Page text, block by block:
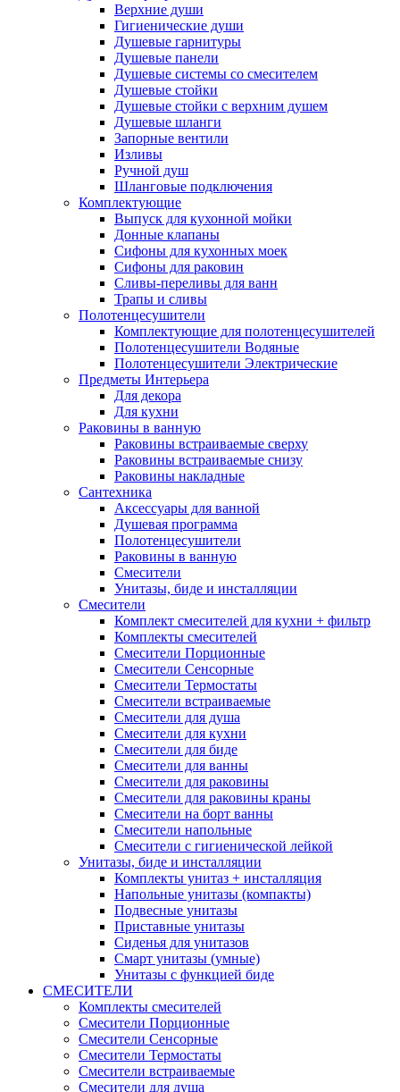
Верхние души
Гигиенические души
Душевые гарнитуры
Душевые панели
Душевые системы со смесителем
Душевые стойки
Душевые стойки с верхним душем
Душевые шланги
Запорные вентили
Изливы
Ручной душ
Шланговые подключения
Комплектующие
Выпуск для кухонной мойки
Донные клапаны
Сифоны для кухонных моек
Сифоны для раковин
Сливы-переливы для ванн
Трапы и сливы
Полотенцесушители
Комплектующие для полотенцесушителей
Полотенцесушители Водяные
Полотенцесушители Электрические
Предметы Интерьера
Для декора
Для кухни
Раковины в ванную
Раковины встраиваемые сверху
Раковины встраиваемые снизу
Раковины накладные
Сантехника
Аксессуары для ванной
Душевая программа
Полотенцесушители
Раковины в ванную
Смесители
Унитазы, биде и инсталляции
Смесители
Комплект смесителей для кухни + фильтр
Комплекты смесителей
Смесители Порционные
Смесители Сенсорные
Смесители Термостаты
Смесители встраиваемые
Смесители для душа
Смесители для кухни
Смесители для биде
Смесители для ванны
Смесители для раковины
Смесители для раковины краны
Смесители на борт ванны
Смесители напольные
Смесители с гигиенической лейкой
Унитазы, биде и инсталляции
Комплекты унитаз + инсталляция
Напольные унитазы (компакты)
Подвесные унитазы
Приставные унитазы
Сиденья для унитазов
Смарт унитазы (умные)
Унитазы с функцией биде
СМЕСИТЕЛИ
Комплекты смесителей
Смесители Порционные
Смесители Сенсорные
Смесители Термостаты
Смесители встраиваемые
Смесители для душа